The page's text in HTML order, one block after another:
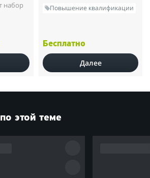
набор
Повышение квалификации
Бесплатно
Далее
этой теме